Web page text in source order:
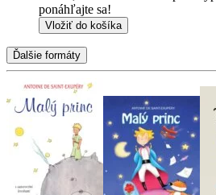
ponáhľajte sa!
Vložiť do košíka
Ďalšie formáty